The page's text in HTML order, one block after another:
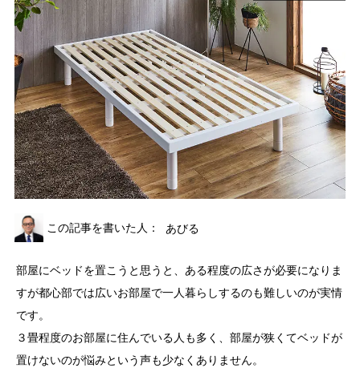
この記事を書いた人： あびる
部屋にベッドを置こうと思うと、ある程度の広さが必要になりま
すが都心部では広いお部屋で一人暮らしするのも難しいのが実情
です。
３畳程度のお部屋に住んでいる人も多く、部屋が狭くてベッドが
置けないのが悩みという声も少なくありません。